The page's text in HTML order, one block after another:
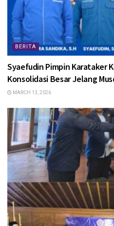
BERITA
Syaefudin Pimpin Karataker
Konsolidasi Besar Jelang
MARCH 13, 2026